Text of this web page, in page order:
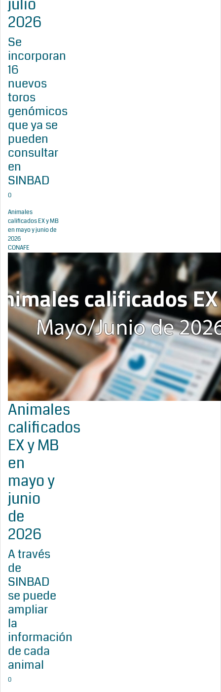
julio
2026
Se
incorporan
16
nuevos
toros
genómicos
que ya se
pueden
consultar
en
SINBAD
0
Animales
calificados EX y MB
en mayo y junio de
2026
CONAFE
Animales
calificados
EX y MB
en
mayo y
junio
de
2026
A través
de
SINBAD
se puede
ampliar
la
información
de cada
animal
0